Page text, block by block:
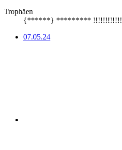
Trophäen
{******} ********* !!!!!!!!!!!!
07.05.24